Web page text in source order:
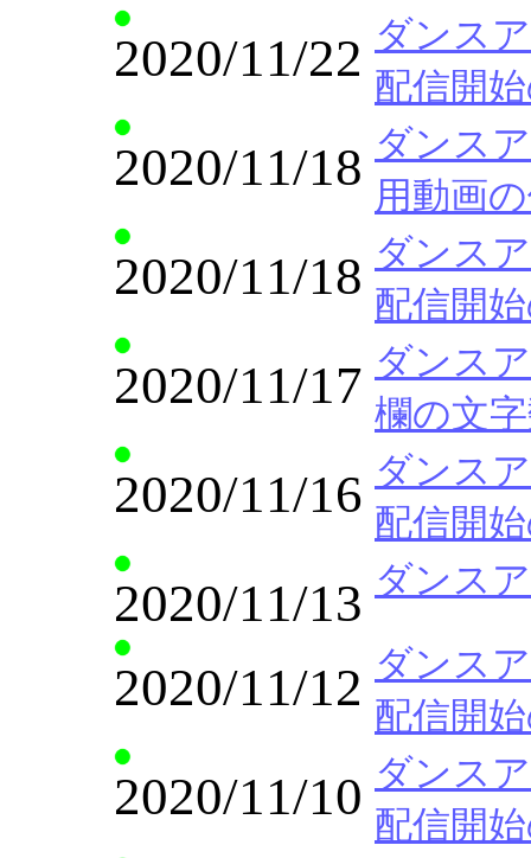
2020/11/22 ダンス
配信開
2020/11/18 ダンス
用動画
2020/11/18 ダンス
配信開
2020/11/17 ダンス
欄の文
2020/11/16 ダンス
配信開
2020/11/13 ダンス
2020/11/12 ダンス
配信開
2020/11/10 ダンス
配信開